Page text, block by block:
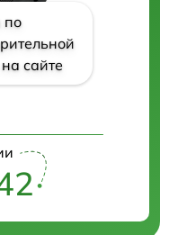
по
сайте